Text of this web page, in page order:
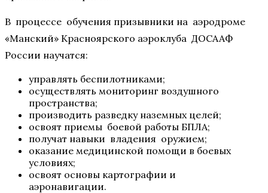
В процессе обучения призывники на аэродроме
«Манский» Красноярского аэроклуба ДОСААФ
России научатся:
управлять беспилотниками;
осуществлять мониторинг воздушного
пространства;
производить разведку наземных целей;
освоят приемы боевой работы БПЛА;
получат навыки владения оружием;
оказание медицинской помощи в боевых
условиях;
освоят основы картографии и
аэронавигации.